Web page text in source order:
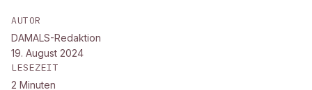
AUTOR
DAMALS-Redaktion
19. August 2024
LESEZEIT
2 Minuten